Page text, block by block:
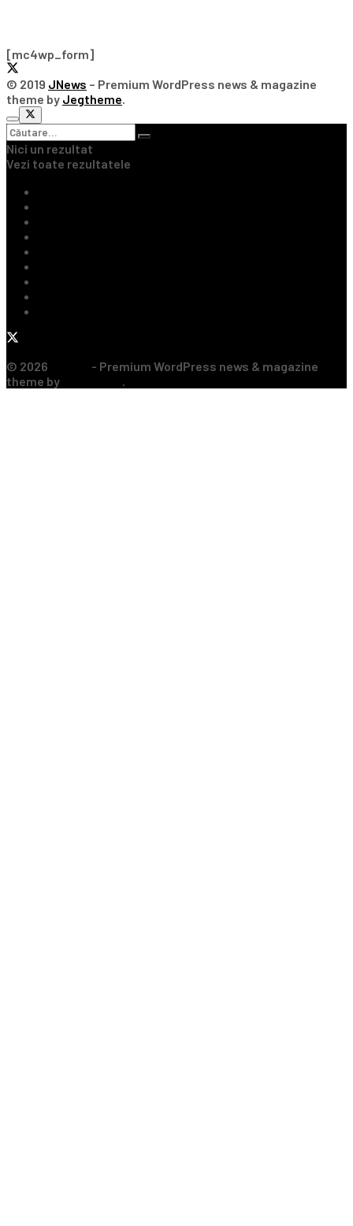
[mc4wp_form]
© 2019 JNews – Premium WordPress news & magazine
theme by Jegtheme
Nici un rezultat
Vezi toate rezultatele
© 2026
- Premium WordPress news & magazine
theme by
.